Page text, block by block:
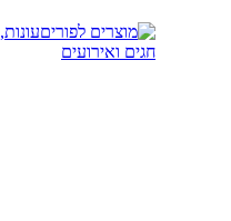
עונות,
חגים ואירועים